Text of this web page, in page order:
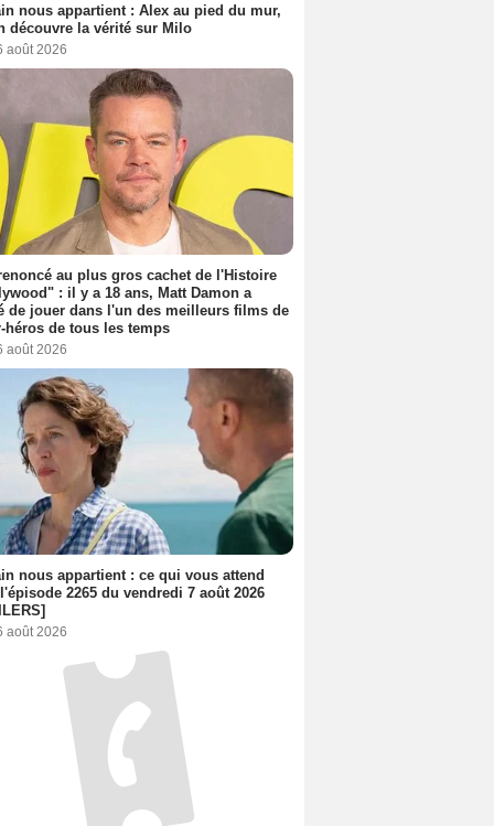
nous appartient : Alex au pied du mur,
découvre la vérité sur Milo
août 2026
au plus gros cachet de l'Histoire
: il y a 18 ans, Matt Damon a
de jouer dans l'un des meilleurs films de
héros de tous les temps
août 2026
nous appartient : ce qui vous attend
2265 du vendredi 7 août 2026
août 2026